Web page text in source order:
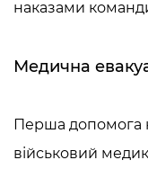
наказами
Медична
Перша допомога
військовий медик